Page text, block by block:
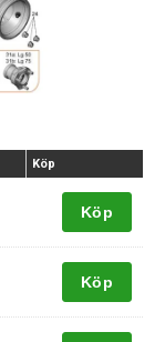
Köp
Köp
Köp